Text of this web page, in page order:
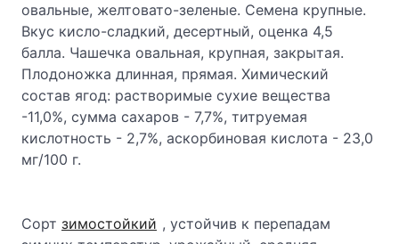
овальные, желтовато-зеленые. Семена крупные.
Вкус кисло-сладкий, десертный, оценка 4,5
балла. Чашечка овальная, крупная, закрытая.
Плодоножка длинная, прямая. Химический
состав ягод: растворимые сухие вещества
-11,0%, сумма сахаров - 7,7%, титруемая
кислотность - 2,7%, аскорбиновая кислота - 23,0
мг/100 г.
Сорт зимостойкий , устойчив к перепадам